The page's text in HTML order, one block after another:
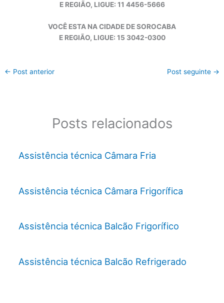
E REGIÃO, LIGUE: 11 4456-5666
VOCÊ ESTA NA CIDADE DE SOROCABA
E REGIÃO, LIGUE: 15 3042-0300
← Post anterior Post seguinte →
Posts relacionados
Assistência técnica Câmara Fria
Assistência técnica Câmara Frigorífica
Assistência técnica Balcão Frigorífico
Assistência técnica Balcão Refrigerado